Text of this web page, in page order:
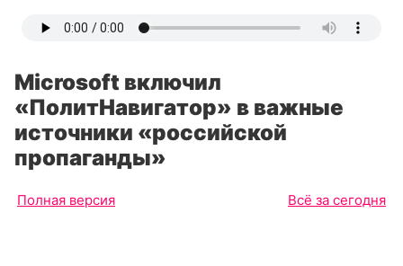
Microsoft включил
«ПолитНавигатор» в важные
источники «российской
пропаганды»
Полная версия Всё за сегодня